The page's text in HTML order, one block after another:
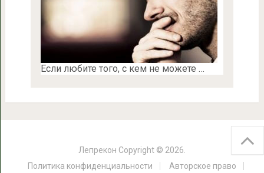
Если любите того, с кем не можете …
Лепрекон Copyright © 2026.
Политика конфиденциальности
Авторское право